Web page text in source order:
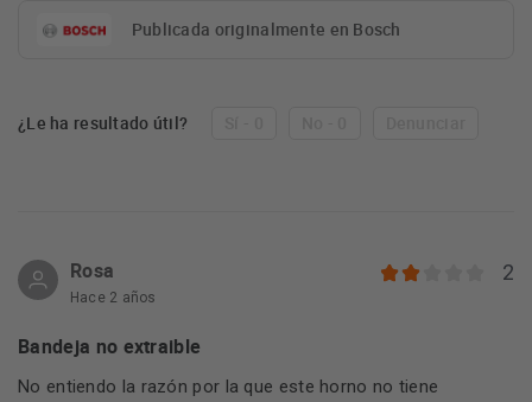
Publicada originalmente en Bosch
¿Le ha resultado útil?
Rosa
Hace 2 años
2
Bandeja no extraible
No entiendo la razón por la que este horno no tiene